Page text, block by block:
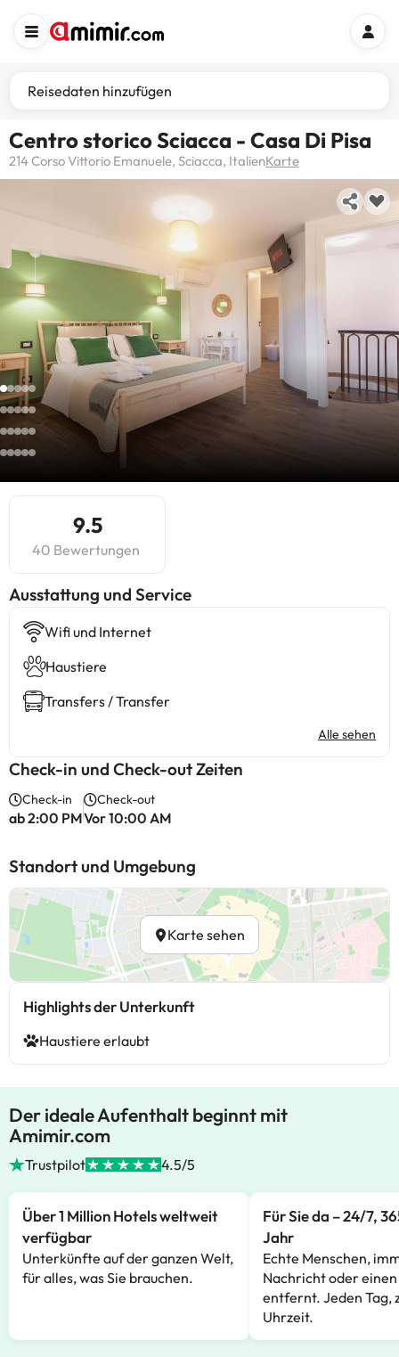
Reisedaten hinzufügen
Centro storico Sciacca - Casa Di Pisa
214 Corso Vittorio Emanuele, Sciacca, ItalienKarte
9.5
40 Bewertungen
​Ausstattung und Service
Wifi und Internet
Haustiere
Transfers / Transfer
Alle sehen
Check-in und Check-out Zeiten
Check-in
ab 2:00 PM
Check-out
Vor 10:00 AM
Standort und Umgebung
Karte sehen
Highlights der Unterkunft
Haustiere erlaubt
Der ideale Aufenthalt beginnt mit
Amimir.com
Trustpilot 4.5/5
Über 1 Million Hotels weltweit
verfügbar
Unterkünfte auf der ganzen Welt,
für alles, was Sie brauchen.
Für Sie da – 24/7,
Jahr
Echte Menschen,
Nachricht oder
entfernt. Jeden Tag,
Uhrzeit.